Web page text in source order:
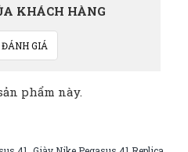
KHÁCH HÀNG
GIÁ
phẩm này.